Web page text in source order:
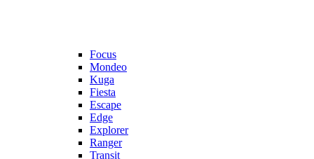
Focus
Mondeo
Kuga
Fiesta
Escape
Edge
Explorer
Ranger
Transit